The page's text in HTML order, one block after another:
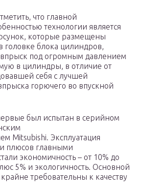
что главной
технологии является
которые размещены
головке блока цилиндров,
впрыск под огромным давлением
в цилиндры, в отличие от
себя с лучшей
горючего во впускной
был испытан в серийном
Mitsubishi. Эксплуатация
плюсов главными
экономичность – от 10% до
5% и экологичность. Основной
требовательны к качеству